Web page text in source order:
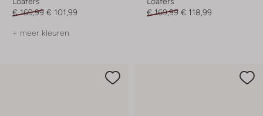
€ 169,99 € 101,99
+ meer kleuren
€ 169,99 € 118,99